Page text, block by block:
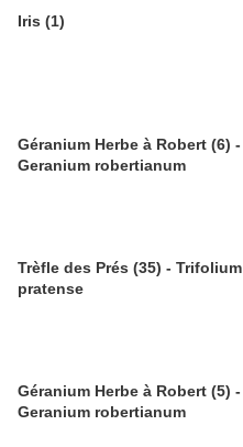
Iris (1)
Géranium Herbe à Robert (6) -
Geranium robertianum
Trèfle des Prés (35) - Trifolium
pratense
Géranium Herbe à Robert (5) -
Geranium robertianum